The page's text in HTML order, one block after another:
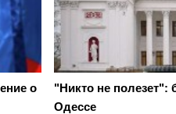
о
"Никто не полезет":
Одессе